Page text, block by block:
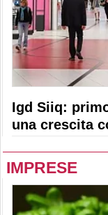
Igd Siiq:
una crescita
IMPRESE